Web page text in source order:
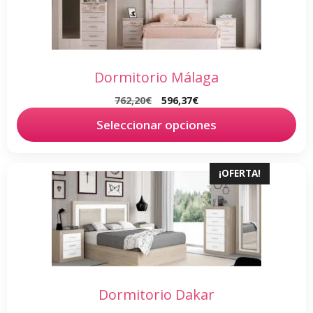
Dormitorio Málaga
762,20€
El
original
era:
596,37€El
actual
es:
Seleccionar opciones
¡OFERTA!
Dormitorio Dakar